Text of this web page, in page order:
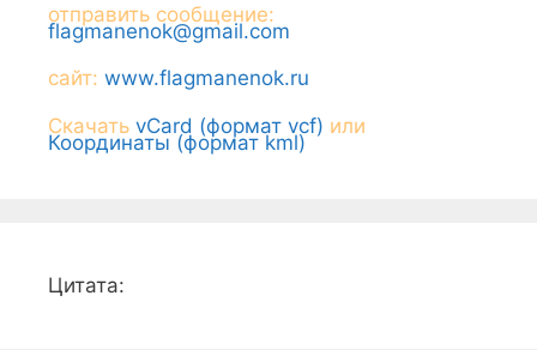
отправить сообщение:
flagmanenok@gmail.com
сайт: www.flagmanenok.ru
Скачать vCard (формат vcf) или
Координаты (формат kml)
Цитата: